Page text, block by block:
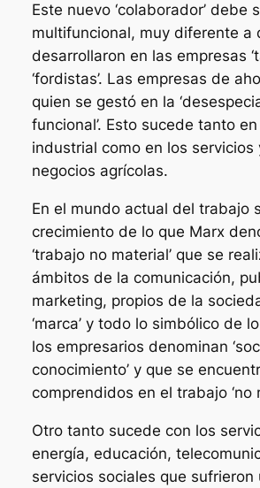
Este nuevo ‘colaborador’ debe
multifuncional, muy diferente a
desarrollaron en las empresas
‘fordistas’. Las empresas de
quien se gestó en la
funcional’. Esto sucede tanto
industrial como en los servicios
negocios agrícolas.
En el mundo actual del trabajo
crecimiento de lo que Marx
‘trabajo no material’ que se
ámbitos de la comunicación,
marketing, propios de la
‘marca’ y todo lo simbólico de
los empresarios denominan
conocimiento’ y que se
comprendidos en el trabajo ‘no
Otro tanto sucede con los
energía, educación,
servicios sociales que sufrieron